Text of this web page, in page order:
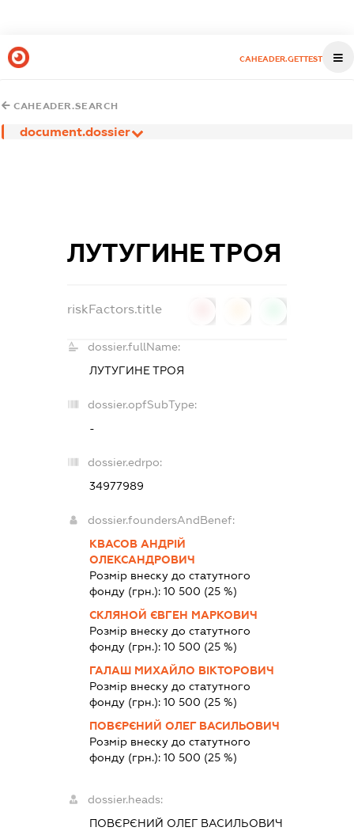
CAHEADER.GETTEST
CAHEADER.SEARCH
document.dossier
ЛУТУГИНЕ ТРОЯ
riskFactors.title
dossier.fullName:
ЛУТУГИНЕ ТРОЯ
dossier.opfSubType:
-
dossier.edrpo:
34977989
dossier.foundersAndBenef:
КВАСОВ АНДРІЙ
ОЛЕКСАНДРОВИЧ
Розмір внеску до статутного
фонду (грн.): 10 500 (25 %)
СКЛЯНОЙ ЄВГЕН МАРКОВИЧ
Розмір внеску до статутного
фонду (грн.): 10 500 (25 %)
ГАЛАШ МИХАЙЛО ВІКТОРОВИЧ
Розмір внеску до статутного
фонду (грн.): 10 500 (25 %)
ПОВЄРЄНИЙ ОЛЕГ ВАСИЛЬОВИЧ
Розмір внеску до статутного
фонду (грн.): 10 500 (25 %)
dossier.heads:
ПОВЄРЄНИЙ ОЛЕГ ВАСИЛЬОВИЧ